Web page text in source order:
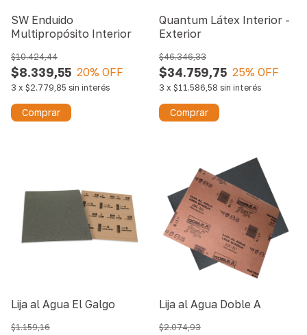
SW Enduido
Multipropósito Interior
$8.339,55
$10.424,44
20% OFF
3 x $2.779,85 sin interés
Comprar
Quantum Látex Interior -
Exterior
$34.759,75
$46.346,33
25% OFF
3 x $11.586,58 sin interés
Comprar
Lija al Agua El Galgo
$1.159,16
Lija al Agua Doble A
$2.074,93